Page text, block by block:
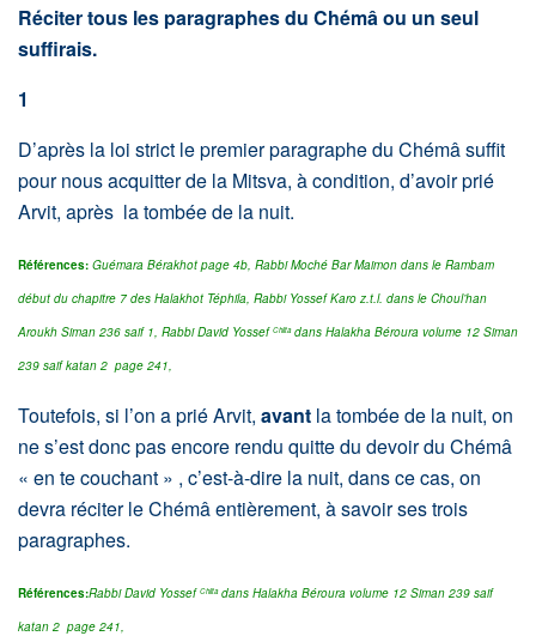
Réciter tous les paragraphes du Chémâ ou un seul
suffirais.
1
D’après la loi strict le premier paragraphe du Chémâ suffit
pour nous acquitter de la Mitsva, à condition, d’avoir prié
Arvit, après la tombée de la nuit.
Références: Guémara Bérakhot page 4b, Rabbi Moché Bar Maimon dans le Rambam
début du chapitre 7 des Halakhot Téphila, Rabbi Yossef Karo z.t.l. dans le Choul’han
Aroukh Siman 236 saif 1, Rabbi David Yossef Chlitadans Halakha Béroura volume 12 Siman
239 saif katan 2 page 241,
Toutefois, si l’on a prié Arvit, avant la tombée de la nuit, on
ne s’est donc pas encore rendu quitte du devoir du Chémâ
« en te couchant » , c’est-à-dire la nuit, dans ce cas, on
devra réciter le Chémâ entièrement, à savoir ses trois
paragraphes.
Références:Rabbi David Yossef Chlitadans Halakha Béroura volume 12 Siman 239 saif
katan 2 page 241,